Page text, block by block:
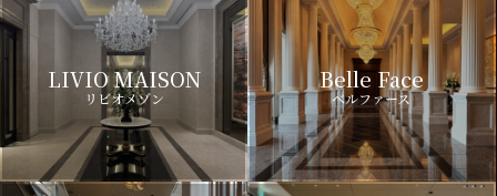
LIVIO MAISON
リビオメゾン
Belle Face
ベルファース